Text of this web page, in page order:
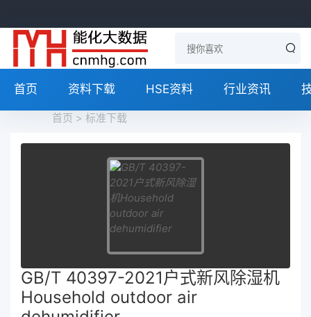
首页 资料下载 HSE资料 行业资讯
首页 > 标准下载
GB/T 40397-2021户式新风除湿机
Household outdoor air